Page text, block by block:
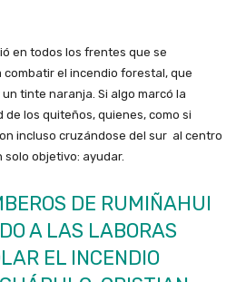
en todos los frentes que se
el incendio forestal, que
tinte naranja. Si algo marcó la
los quiteños, quienes, como si
incluso cruzándose del sur al centro
solo objetivo: ayudar.
DE RUMIÑAHUI
A LAS LABORAS
EL INCENDIO